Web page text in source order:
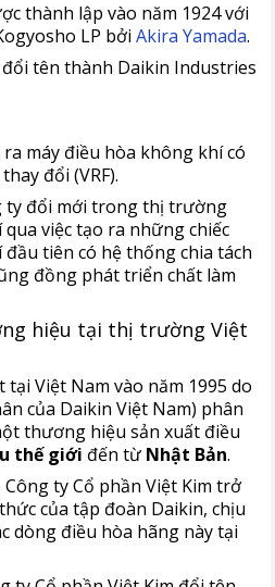
thành lập vào năm 1924 với
LP bởi Akira Yamada.
tên thành Daikin Industries
máy điều hòa không khí có
đổi (VRF).
ty đổi mới trong thị trường
việc tạo ra những chiếc
tiên có hệ thống chia tách
đồng phát triển chất làm
hiệu tại thị trường Việt
Việt Nam vào năm 1995 do
của Daikin Việt Nam) phân
thương hiệu sản xuất điều
thế giới đến từ Nhật Bản.
ty Cổ phần Việt Kim trở
của tập đoàn Daikin, chịu
dòng điều hòa hãng này tại